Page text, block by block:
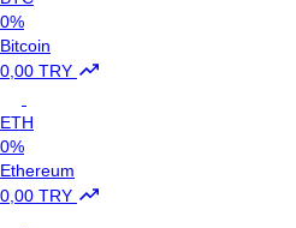
0%
Bitcoin
0,00 TRY
ETH
0%
Ethereum
0,00 TRY